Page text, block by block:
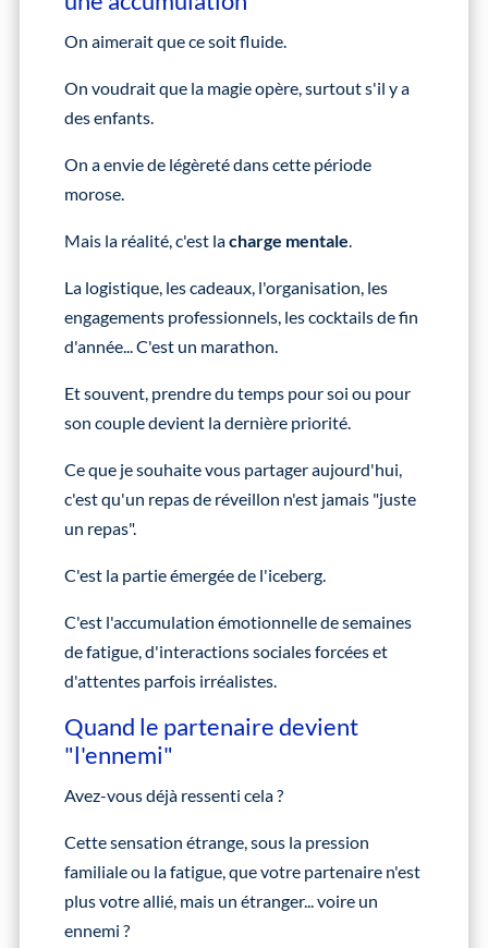
On aimerait que ce soit fluide.
On voudrait que la magie opère, surtout s'il y a
des enfants.
On a envie de légèreté dans cette période
morose.
Mais la réalité, c'est lacharge mentale.
La logistique, les cadeaux, l'organisation, les
engagements professionnels, les cocktails de fin
d'année... C'est un marathon.
Et souvent, prendre du temps pour soi ou pour
son couple devient la dernière priorité.
Ce que je souhaite vous partager aujourd'hui,
c'est qu'un repas de réveillon n'est jamais "juste
un repas".
C'est la partie émergée de l'iceberg.
C'est l'accumulation émotionnelle de semaines
de fatigue, d'interactions sociales forcées et
d'attentes parfois irréalistes.
Quand le partenaire devient
"l'ennemi"
Avez-vous déjà ressenti cela ?
Cette sensation étrange, sous la pression
familiale ou la fatigue, que votre partenaire n'est
plus votre allié, mais un étranger... voire un
ennemi ?